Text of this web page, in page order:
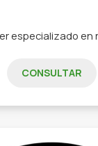
CONSULTAR